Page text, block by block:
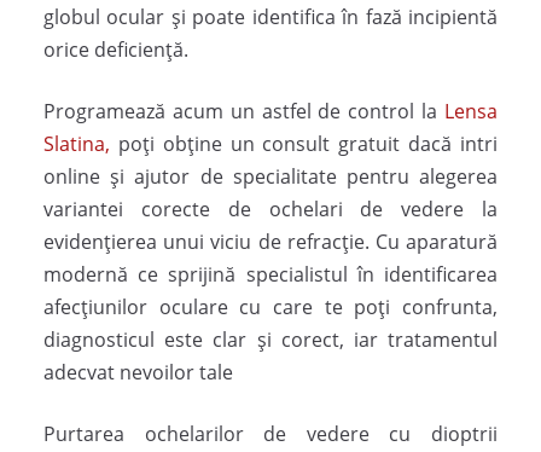
globul ocular și poate identifica în fază incipientă
orice deficiență.
Programează acum un astfel de control la Lensa
Slatina, poți obține un consult gratuit dacă intri
online și ajutor de specialitate pentru alegerea
variantei corecte de ochelari de vedere la
evidențierea unui viciu de refracție. Cu aparatură
modernă ce sprijină specialistul în identificarea
afecțiunilor oculare cu care te poți confrunta,
diagnosticul este clar și corect, iar tratamentul
adecvat nevoilor tale
Purtarea ochelarilor de vedere cu dioptrii